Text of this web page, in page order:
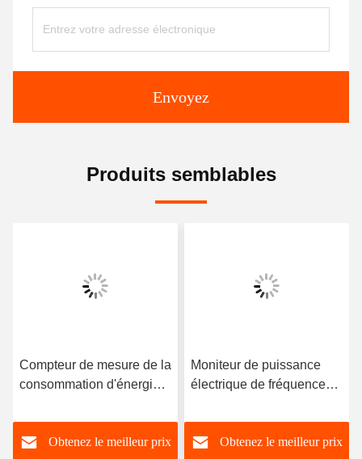
Envoyez
Produits semblables
Compteur de mesure de la
consommation d'énergie
50/60 Hz
Obtenez le meilleur prix
Moniteur de puissance
électrique de fréquence
USB et communication
Modbus RS485
Obtenez le meilleur prix